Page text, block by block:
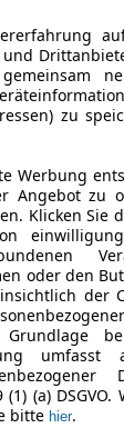
zu
Werbung
Angebot zu
Klicken Sie
oder den
der
umfasst
(a) DSGVO.
bitte hier.